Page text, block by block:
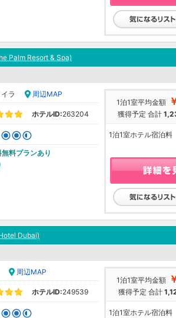
Palm Resort & Spa)
ラ 周辺MAP
ホテルID:263204
料プランあり
1泊1室平均金額
獲得予定 合計
1泊1室ホテル宿泊料
Dubai)
周辺MAP
ホテルID:249539
1泊1室平均金額
獲得予定 合計
1泊1室ホテル宿泊料